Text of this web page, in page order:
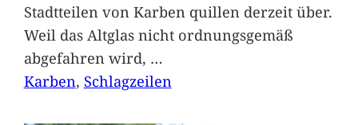
Stadtteilen von Karben quillen derzeit über.
Weil das Altglas nicht ordnungsgemäß
abgefahren wird, …
Karben, Schlagzeilen